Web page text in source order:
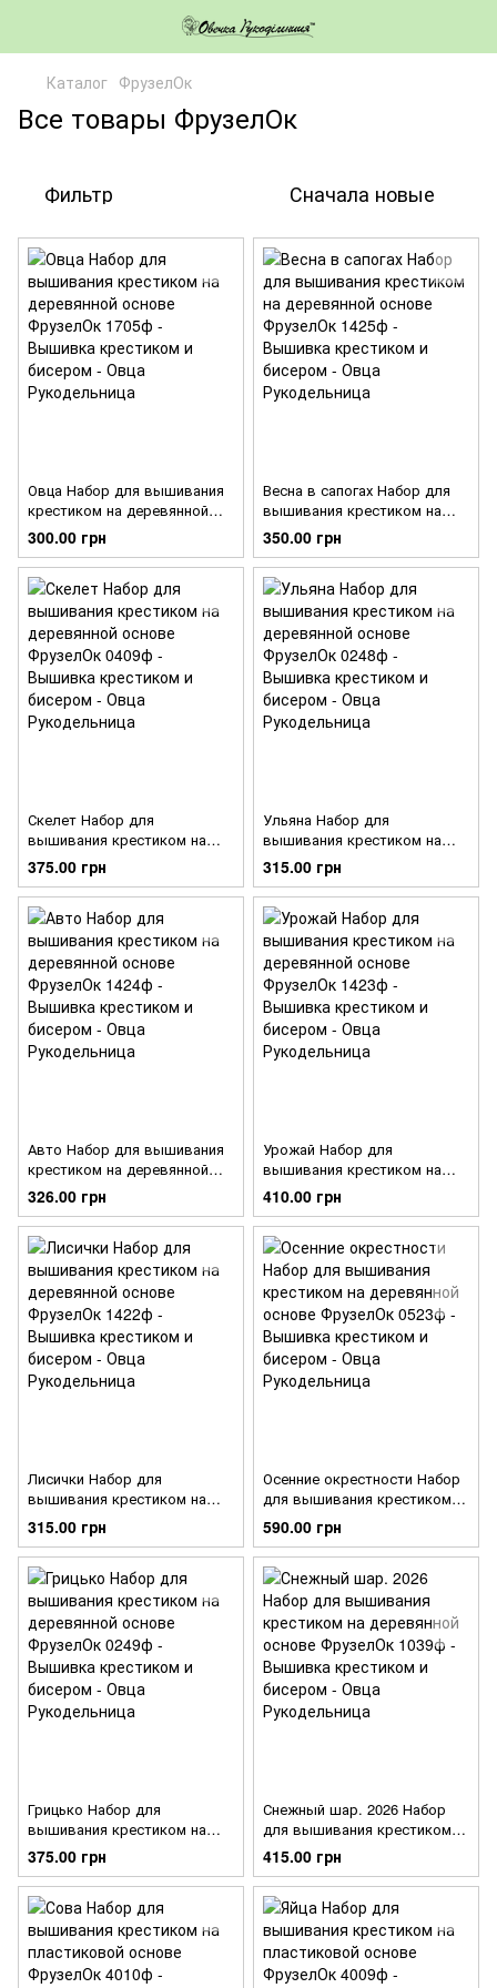
Каталог ФрузелОк
Все товары ФрузелОк
Фильтр Сначала новые
Овца Набор для вышивания
крестиком на деревянной
основе ФрузелОк 1705ф
300.00 грн
Весна в сапогах Набор для
вышивания крестиком на
деревянной основе
ФрузелОк 1425ф
350.00 грн
Скелет Набор для
вышивания крестиком на
деревянной основе
ФрузелОк 0409ф
375.00 грн
Ульяна Набор для
вышивания крестиком на
деревянной основе
ФрузелОк 0248ф
315.00 грн
Авто Набор для вышивания
крестиком на деревянной
основе ФрузелОк 1424ф
326.00 грн
Урожай Набор для
вышивания крестиком на
деревянной основе
ФрузелОк 1423ф
410.00 грн
Лисички Набор для
вышивания крестиком на
деревянной основе
ФрузелОк 1422ф
315.00 грн
Осенние окрестности Набор
для вышивания крестиком
на деревянной основе
ФрузелОк 0523ф
590.00 грн
Грицько Набор для
вышивания крестиком на
деревянной основе
ФрузелОк 0249ф
375.00 грн
Снежный шар. 2026 Набор
для вышивания крестиком
на деревянной основе
ФрузелОк 1039ф
415.00 грн